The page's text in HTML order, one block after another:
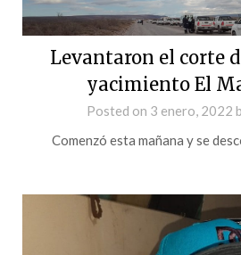
Levantaron el corte
yacimiento El
Posted on 3 enero, 2022
Comenzó esta mañana y se